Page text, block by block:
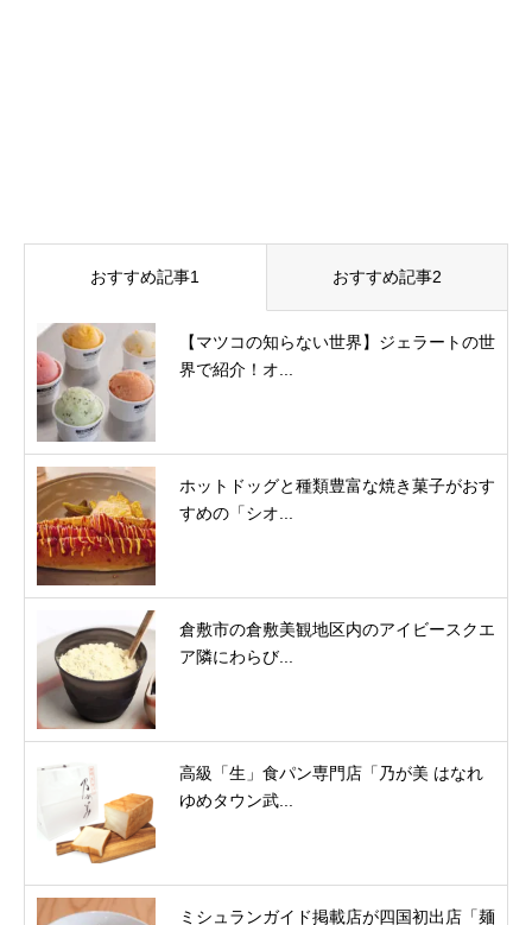
おすすめ記事1 おすすめ記事2
【マツコの知らない世界】ジェラートの世
界で紹介！オ...
ホットドッグと種類豊富な焼き菓子がおす
すめの「シオ...
倉敷市の倉敷美観地区内のアイビースクエ
ア隣にわらび...
高級「生」食パン専門店「乃が美 はなれ
ゆめタウン武...
ミシュランガイド掲載店が四国初出店「麺